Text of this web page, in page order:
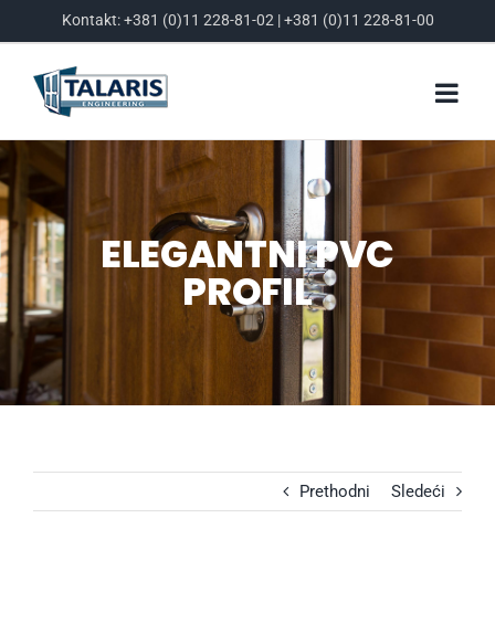
to
content
Kontakt:+381 (0)11 228-81-02|+381 (0)11 228-81-00
ELEGANTNI PVC
PROFIL
Prethodni Sledeći